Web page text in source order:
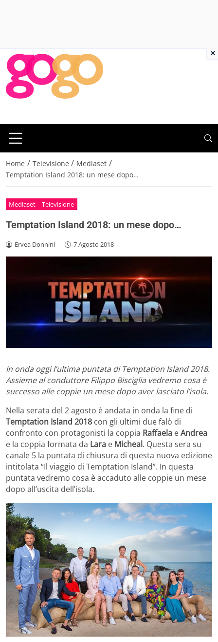
Home / Televisione / Mediaset /
Temptation Island 2018: un mese dopo…
Mediaset Televisione
Temptation Island 2018: un mese dopo…
Ervea Donnini - 7 Agosto 2018
In onda oggi l’ultima puntata di Temptation Island 2018.
Assieme al conduttore Filippo Bisciglia vedremo cosa è
successo alle coppie un mese dopo aver lasciato l’isola.
Nella serata del 2 agosto è andata in onda la fine di
Temptation Island 2018 con gli ultimi due falò di
confronto con protagonisti la coppia Raffaela eAndrea
e la coppia formata da Lara e Micheal. Questa sera su
canale 5 la puntata di chiusura di questa nuova edizione
intitolata “Il viaggio di Temptation Island”. In questa
puntata vedremo cosa è accaduto alle coppie un mese
dopo all’uscita dell’isola.
×